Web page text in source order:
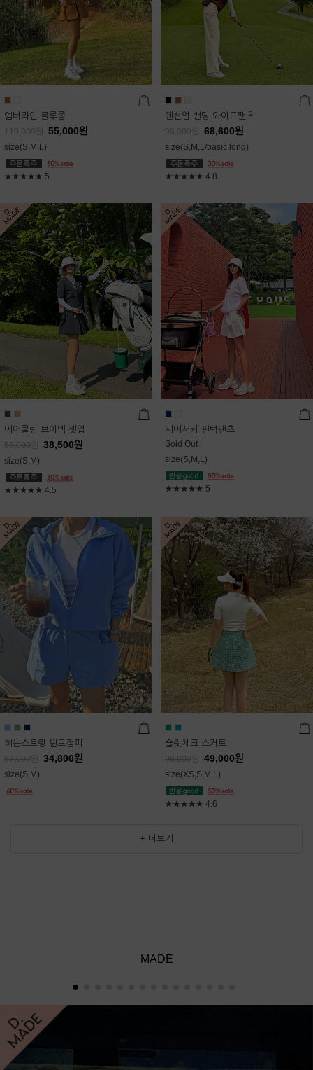
엠버라인 블루종
110,000 55,000원
size(S,M,L)
★★★★★ 5
텐션업 밴딩 와이드팬츠
98,000 68,600원
size(S,M,L/basic,long)
★★★★★ 4.8
에어쿨링 브이넥 셋업
55,000 38,500원
size(S,M)
★★★★★ 4.5
시어서커 핀턱팬츠
Sold Out
size(S,M,L)
★★★★★ 5
히든스트링 윈드점퍼
87,000 34,800원
size(S,M)
슬릿체크 스커트
98,000 49,000원
size(XS,S,M,L)
★★★★★ 4.6
+ 더보기
MADE